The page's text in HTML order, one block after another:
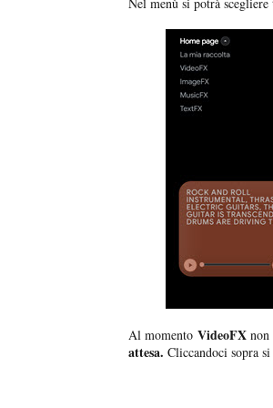
Al momento VideoFXnon
attesa. Cliccandoci sopra